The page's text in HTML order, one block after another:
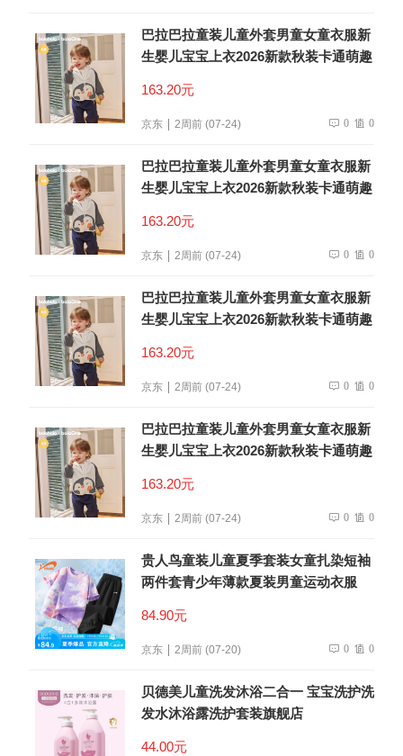
巴拉巴拉童装儿童外套男童女童衣服新
生婴儿宝宝上衣2026新款秋装卡通萌趣
163.20元
京东 2周前 (07-24) 0 0
巴拉巴拉童装儿童外套男童女童衣服新
生婴儿宝宝上衣2026新款秋装卡通萌趣
163.20元
京东 2周前 (07-24) 0 0
巴拉巴拉童装儿童外套男童女童衣服新
生婴儿宝宝上衣2026新款秋装卡通萌趣
163.20元
京东 2周前 (07-24) 0 0
巴拉巴拉童装儿童外套男童女童衣服新
生婴儿宝宝上衣2026新款秋装卡通萌趣
163.20元
京东 2周前 (07-24) 0 0
贵人鸟童装儿童夏季套装女童扎染短袖
两件套青少年薄款夏装男童运动衣服
84.90元
京东 2周前 (07-20) 0 0
贝德美儿童洗发沐浴二合一 宝宝洗护洗
发水沐浴露洗护套装旗舰店
44.00元